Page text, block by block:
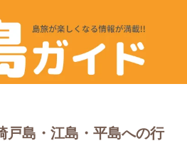
戸島・江島・平島への行